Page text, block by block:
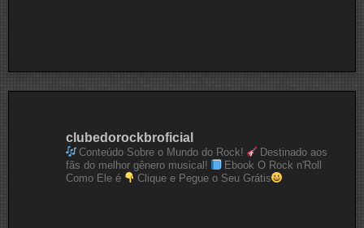
clubedorockbroficial
Conteúdo Sobre o Mundo do Rock!
Destinado aos
fãs do melhor gênero musical!
Ebook O Rock n'Roll
Como Ele é
Clique e Pegue o Seu Grátis